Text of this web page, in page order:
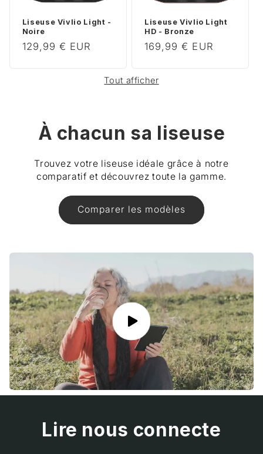
Liseuse Vivlio Light -
Noire
Prix
129,99 € EUR
Liseuse Vivlio Light
HD - Bronze
Prix
169,99 € EUR
Tout afficher
À chacun sa liseuse
Trouvez votre liseuse idéale grâce à notre
comparatif et découvrez toute la gamme.
Comparer les modèles
Lire nous connecte